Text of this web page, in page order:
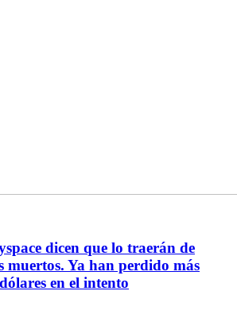
dicen que lo traerán de
muertos. Ya han perdido más
en el intento